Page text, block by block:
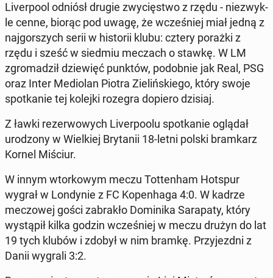
Liv­er­pool odniósł drugie zwycięst­wo z rzędu - niezwyk­
le cenne, biorąc pod uwagę, że wcześniej miał jedną z
na­j­gorszych serii w his­torii klubu: cztery porażki z
rzędu i sześć w siedmiu meczach o stawkę. W LM
zgro­madz­ił dziewięć punktów, podob­nie jak Real, PSG
oraz Inter Medi­olan Piotra Zielińskiego, który swoje
spotkanie tej kolejki rozegra dopiero dzisiaj.
Z ławki rez­er­wowych Liv­er­poolu spotkanie oglądał
urod­zony w Wielkiej Bry­tanii 18-letni polski bramkarz
Kornel Miściur.
W innym wtorkowym meczu Tot­ten­ham Hotspur
wygrał w Lon­dynie z FC Kopen­haga 4:0. W kadrze
mec­zowej gości zabrakło Do­mini­ka Sara­p­aty, który
wys­tąpił kilka godzin wcześniej w meczu drużyn do lat
19 tych klubów i zdobył w nim bramkę. Przy­jezd­ni z
Danii wygrali 3:2.